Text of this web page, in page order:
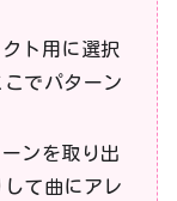
ト用に選択
でパターン
ンを取り出
て曲にアレ